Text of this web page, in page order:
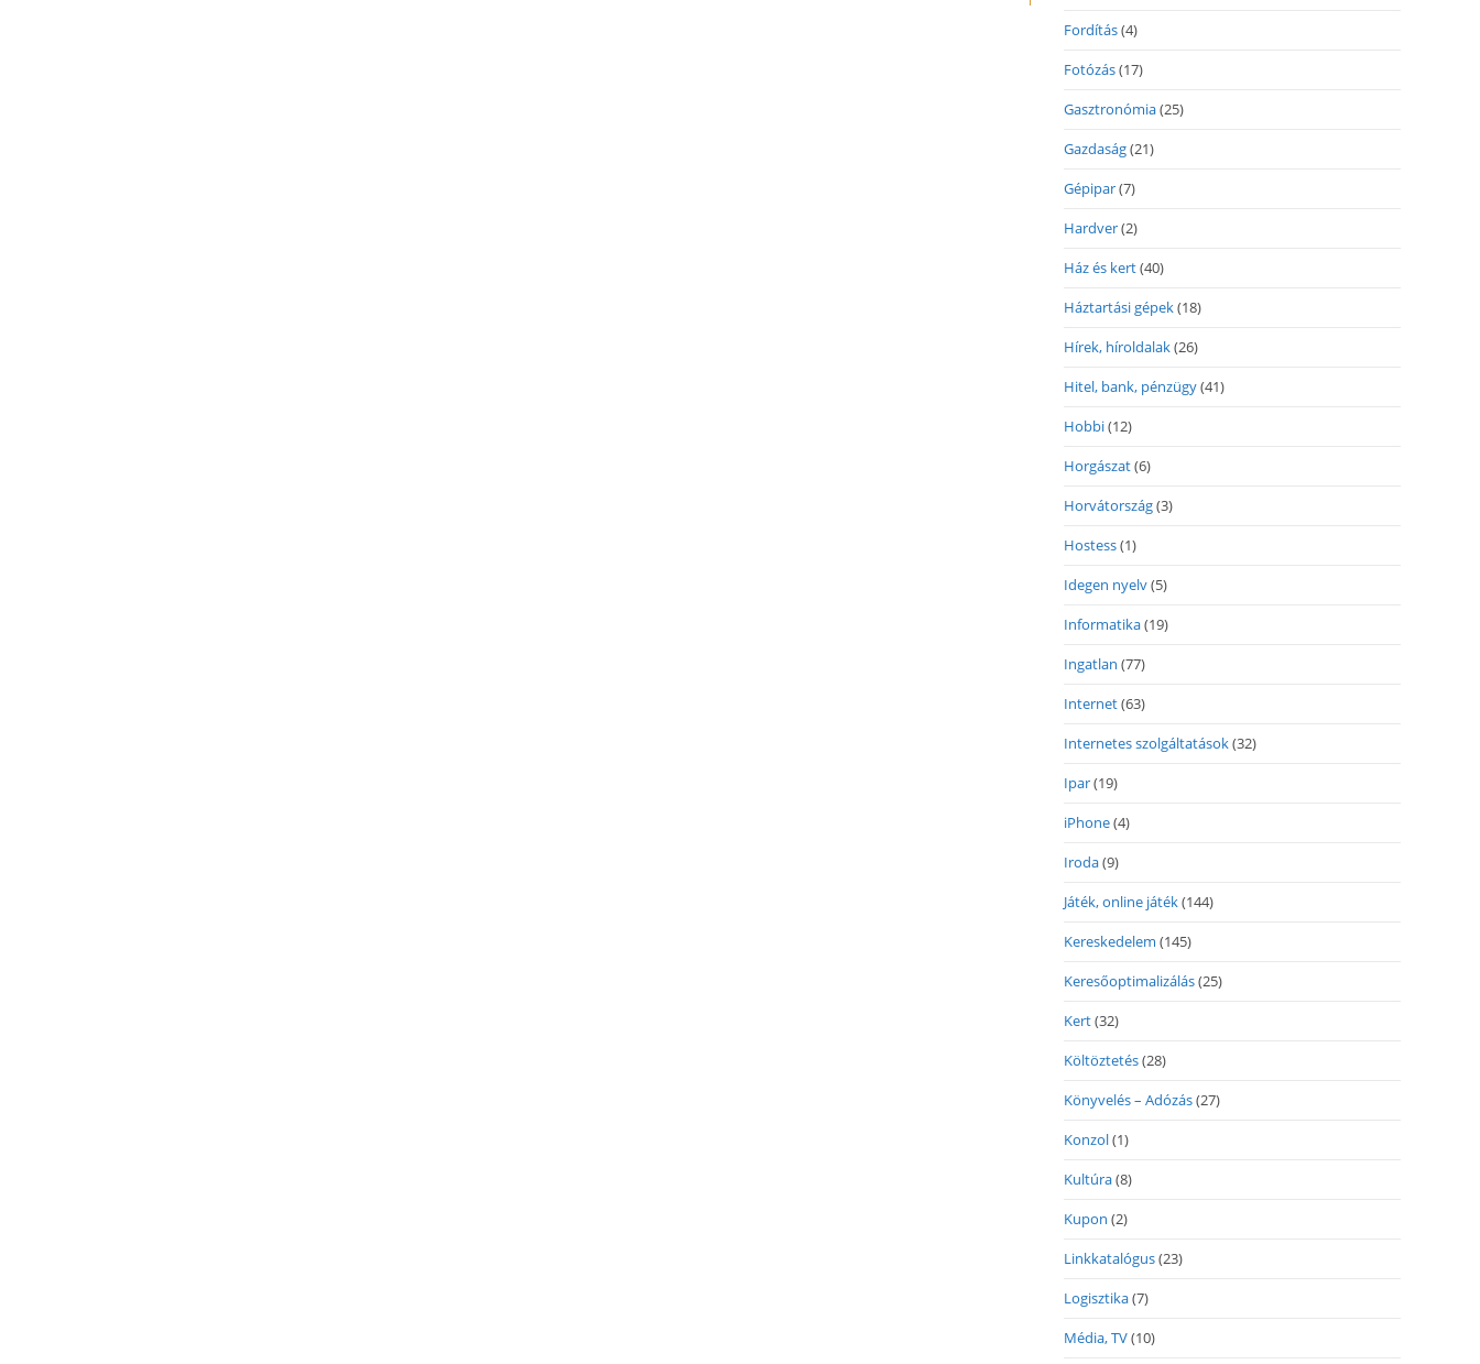
Fordítás(4)
Fotózás(17)
Gasztronómia(25)
Gazdaság(21)
Gépipar(7)
Hardver(2)
Ház és kert(40)
Háztartási gépek(18)
Hírek, híroldalak(26)
Hitel, bank, pénzügy(41)
Hobbi(12)
Horgászat(6)
Horvátország(3)
Hostess(1)
Idegen nyelv(5)
Informatika(19)
Ingatlan (77)
Internet(63)
Internetes szolgáltatások(32)
Ipar(19)
iPhone(4)
Iroda(9)
Játék, online játék(144)
Kereskedelem (145)
Keresőoptimalizálás(25)
Kert(32)
Költöztetés(28)
Könyvelés – Adózás(27)
Konzol(1)
Kultúra(8)
Kupon (2)
Linkkatalógus(23)
Logisztika(7)
Média, TV(10)